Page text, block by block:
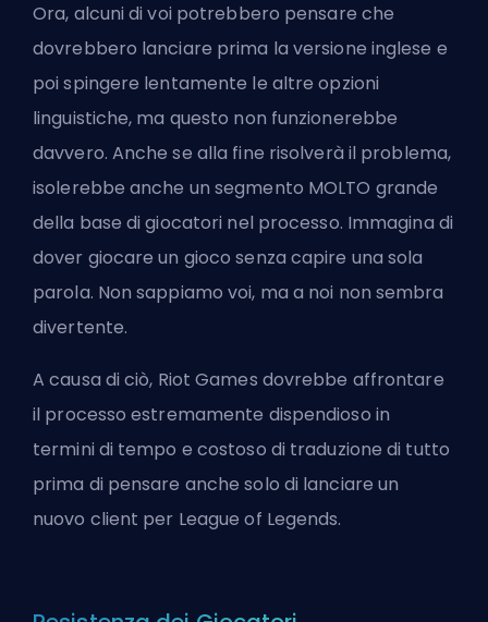
Ora, alcuni di voi potrebbero pensare che
dovrebbero lanciare prima la versione inglese e
poi spingere lentamente le altre opzioni
linguistiche, ma questo non funzionerebbe
davvero. Anche se alla fine risolverà il problema,
isolerebbe anche un segmento MOLTO grande
della base di giocatori nel processo. Immagina di
dover giocare un gioco senza capire una sola
parola. Non sappiamo voi, ma a noi non sembra
divertente.
A causa di ciò, Riot Games dovrebbe affrontare
il processo estremamente dispendioso in
termini di tempo e costoso di traduzione di tutto
prima di pensare anche solo di lanciare un
nuovo client per League of Legends.